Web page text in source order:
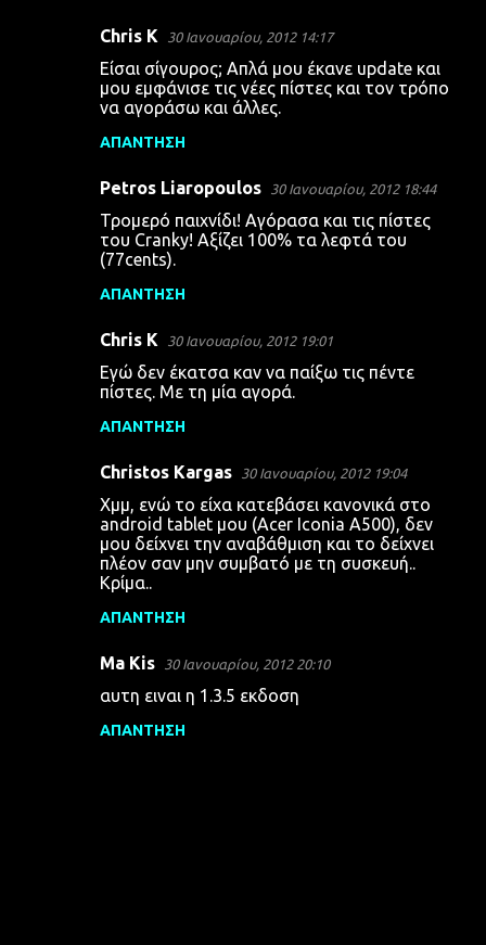
Chris K 30 Ιανουαρίου, 2012 14:17
Είσαι σίγουρος; Απλά μου έκανε update και
μου εμφάνισε τις νέες πίστες και τον τρόπο
να αγοράσω και άλλες.
ΑΠΆΝΤΗΣΗ
Petros Liaropoulos 30 Ιανουαρίου, 2012 18:44
Τρομερό παιχνίδι! Αγόρασα και τις πίστες
του Cranky! Αξίζει 100% τα λεφτά του
(77cents).
ΑΠΆΝΤΗΣΗ
Chris K 30 Ιανουαρίου, 2012 19:01
Εγώ δεν έκατσα καν να παίξω τις πέντε
πίστες. Με τη μία αγορά.
ΑΠΆΝΤΗΣΗ
Christos Kargas 30 Ιανουαρίου, 2012 19:04
Χμμ, ενώ το είχα κατεβάσει κανονικά στο
android tablet μου (Acer Iconia A500), δεν
μου δείχνει την αναβάθμιση και το δείχνει
πλέον σαν μην συμβατό με τη συσκευή..
Κρίμα..
ΑΠΆΝΤΗΣΗ
Ma Kis 30 Ιανουαρίου, 2012 20:10
αυτη ειναι η 1.3.5 εκδοση
ΑΠΆΝΤΗΣΗ